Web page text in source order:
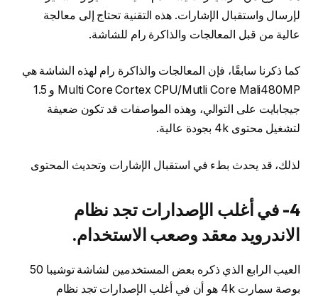
لإرسال واستقبال الإشارات. هذه التقنية تحتاج إلى معالجة
عالية من قبل المعالجات والذاكرة رام للشاشة.
كما ذكرنا سابقًا، فإن المعالجات والذاكرة رام لهذه الشاشة هي
Multi Core Cortex CPU/Mutli Core Mali480MP و 1.5
جيجابايت على التوالي، وهذه المواصفات قد تكون ضعيفة
لتشغيل محتوى 4k بجودة عالية.
لذلك، قد يحدث بطء في استقبال الإشارات وتحديث المحتوى
4- في أغلب الإصدارات تجد نظام
الاندرويد معقد وصعب الاستخدام.
العيب الرابع الذي ذكره بعض المستخدمين لشاشة توشيبا 50
بوصة سمارت 4k هو أن في أغلب الإصدارات تجد نظام